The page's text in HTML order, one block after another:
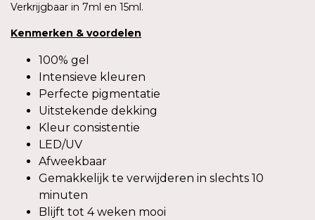
Verkrijgbaar in 7ml en 15ml.
Kenmerken & voordelen
100% gel
Intensieve kleuren
Perfecte pigmentatie
Uitstekende dekking
Kleur consistentie
LED/UV
Afweekbaar
Gemakkelijk te verwijderen in slechts 10
minuten
Blijft tot 4 weken mooi